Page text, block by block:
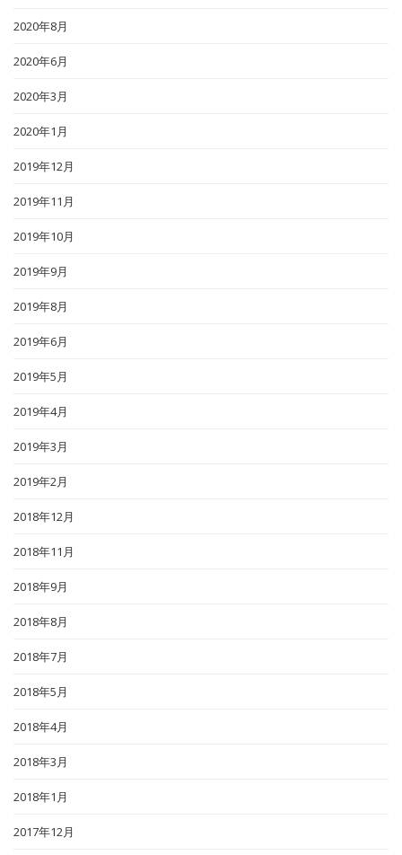
2020年8月
2020年6月
2020年3月
2020年1月
2019年12月
2019年11月
2019年10月
2019年9月
2019年8月
2019年6月
2019年5月
2019年4月
2019年3月
2019年2月
2018年12月
2018年11月
2018年9月
2018年8月
2018年7月
2018年5月
2018年4月
2018年3月
2018年1月
2017年12月